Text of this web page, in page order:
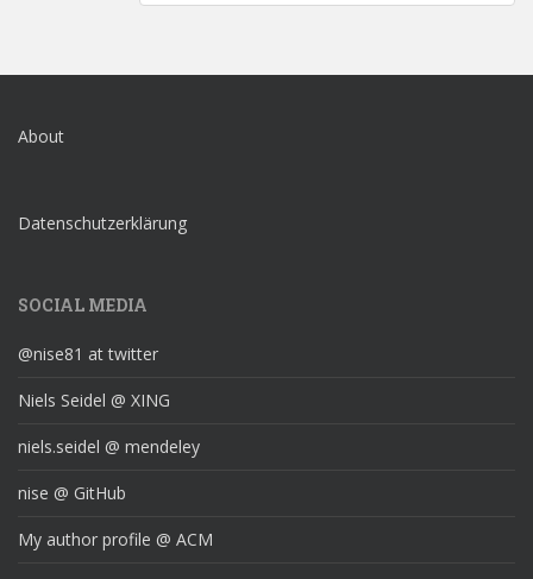
About
Datenschutzerklärung
SOCIAL MEDIA
@nise81 at twitter
Niels Seidel @ XING
niels.seidel @ mendeley
nise @ GitHub
My author profile @ ACM